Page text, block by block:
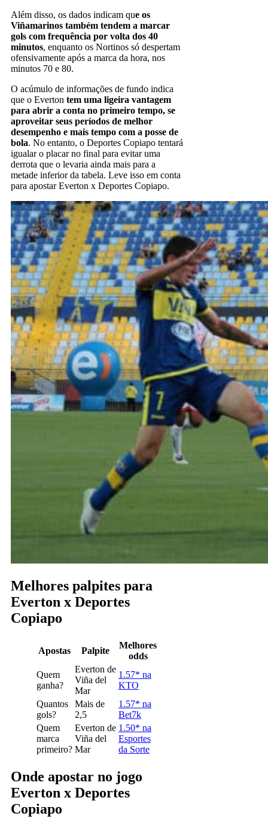
Além disso, os dados indicam que os
Viñamarinos também tendem a marcar
gols com frequência por volta dos 40
minutos, enquanto os Nortinos só despertam
ofensivamente após a marca da hora, nos
minutos 70 e 80.
O acúmulo de informações de fundo indica
que o Everton tem uma ligeira vantagem
para abrir a conta no primeiro tempo, se
aproveitar seus períodos de melhor
desempenho e mais tempo com a posse de
bola. No entanto, o Deportes Copiapo tentará
igualar o placar no final para evitar uma
derrota que o levaria ainda mais para a
metade inferior da tabela. Leve isso em conta
para apostar Everton x Deportes Copiapo.
Melhores palpites para
Everton x Deportes
Copiapo
Apostas Palpite
Melhores
odds
Quem
ganha?
Everton de
Viña del
Mar
1.57* na
KTO
Quantos
gols?
Mais de
2,5
1.57* na
Bet7k
Quem
marca
primeiro?
Everton de
Viña del
Mar
1.50* na
Esportes
da Sorte
Onde apostar no jogo
Everton x Deportes
Copiapo